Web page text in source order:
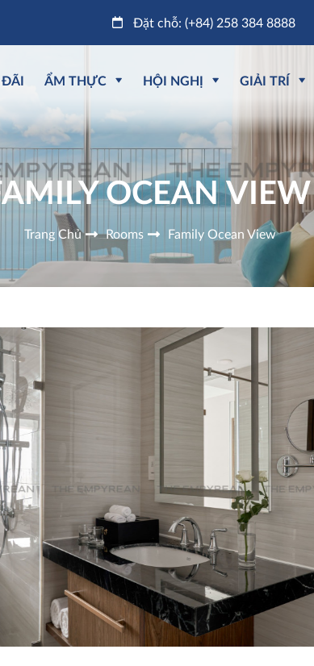
ẨM THỰC HỘI NGHỊ GIẢI TRÍ
Đặt chỗ: (+84) 258 384 8888
OCEAN VIEW
Trang Chủ Rooms Family Ocean View